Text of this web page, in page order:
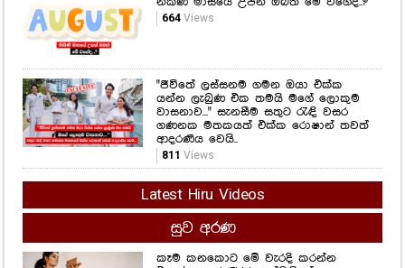
664Views
"ජීවිතේ ලස්සනම ගමන ඔයා එක්ක
යන්න ලැබුණ එක තමයි මගේ ලොකුම
වාසනාව..." සැනසීම සතුට රැඳි වසර
ගණනක මතකයත් එක්ක රොෂාන් තවත්
ආදරණීය වෙයි..
811 Views
Latest Hiru Videos
සුව අරණ
කෑම කනකොට මේ වැරදි කරන්න